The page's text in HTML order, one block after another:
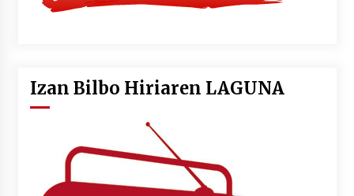
Izan Bilbo Hiriaren LAGUNA